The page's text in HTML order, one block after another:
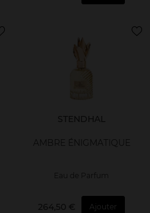
STENDHAL
AMBRE ÉNIGMATIQUE
Eau de Parfum
264,50 € Ajouter